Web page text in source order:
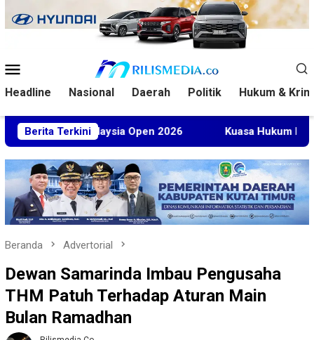
ke
Mobile
Headline Nasional Daerah Politik Hukum &
Berita Terkini
di Malaysia Open 2026 Kuasa Hukum BT Minta
Beranda Advertorial
Dewan Samarinda Imbau Pengusaha
THM Patuh Terhadap Aturan Main
Bulan Ramadhan